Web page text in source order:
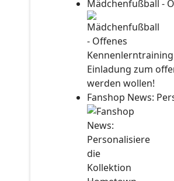
Mädchenfußball -
Einladung zum
werden wollen!
Fanshop News: